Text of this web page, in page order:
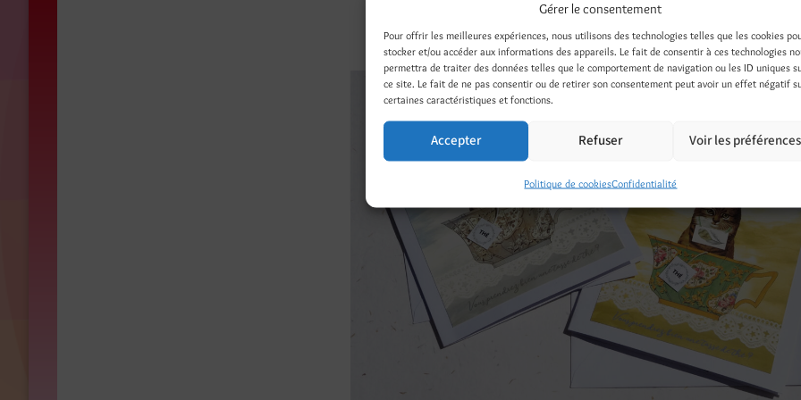
Gérer le consentement
Pour offrir les meilleures expériences, nous utilisons des technologies telles que les cookies
stocker et/ou accéder aux informations des appareils. Le fait de consentir à ces technologies
permettra de traiter des données telles que le comportement de navigation ou les ID uniques
ce site. Le fait de ne pas consentir ou de retirer son consentement peut avoir un effet négatif
certaines caractéristiques et fonctions.
Accepter Refuser Voir les préférences
Politique de cookiesConfidentialité
26 janvier 2022